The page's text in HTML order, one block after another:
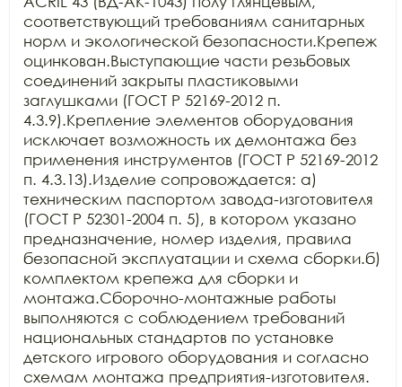
соответствующий требованиям санитарных
норм и экологической безопасности.Крепеж
оцинкован.Выступающие части резьбовых
соединений закрыты пластиковыми
заглушками (ГОСТ Р 52169-2012 п.
4.3.9).Крепление элементов оборудования
исключает возможность их демонтажа без
применения инструментов (ГОСТ Р 52169-2012
п. 4.3.13).Изделие сопровождается: а)
техническим паспортом завода-изготовителя
(ГОСТ Р 52301-2004 п. 5), в котором указано
предназначение, номер изделия, правила
безопасной эксплуатации и схема сборки.б)
комплектом крепежа для сборки и
монтажа.Сборочно-монтажные работы
выполняются с соблюдением требований
национальных стандартов по установке
детского игрового оборудования и согласно
схемам монтажа предприятия-изготовителя.